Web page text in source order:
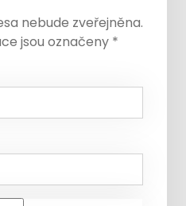
nebude zveřejněna.
jsou označeny *